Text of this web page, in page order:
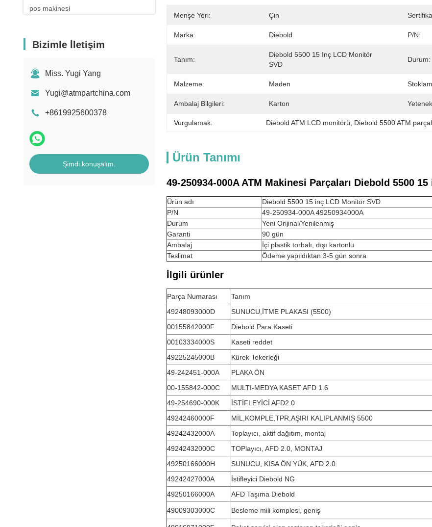
pos makinesi
Bizimle İletişim
Miss. Yugi Yang
Yugi@atmpartchina.com
+8619925600378
Şimdi konuşalım.
Menşe Yeri: Çin
Marka: Diebold P/N:
Tanım:
Diebold 5500 15 Inç LCD Monitör
SVD
Durum:
Malzeme: Maden
Ambalaj Bilgileri: Karton
Vurgulamak: Diebold ATM LCD monitörü Diebold 5500 ATM
Ürün Tanımı
49-250934-000A ATM Makinesi Parçaları Diebold 5500
Ürün adı
Diebold 5500 15 inç LCD Monitör SVD
P/N
49-250934-000A 49250934000A
Durum
Yeni Orijinal/Yenilenmiş
Garanti
90 gün
Ambalaj
İçi plastik torbalı, dışı kartonlu
Teslimat
Ödeme yapıldıktan 3-5 gün sonra
İlgili ürünler
Parça Numarası
Tanım
49248093000D
SUNUCU,İTME PLAKASI (5500)
00155842000F
Diebold Para Kaseti
00103334000S
Kaseti reddet
49225245000B
Kürek Tekerleği
49-242451-000A
PLAKA ÖN
00-155842-000C
MULTI-MEDYA KASET AFD 1.6
49-254690-000K
İSTİFLEYİCİ AFD2.0
49242460000F
MİL,KOMPLE,TPR,AŞIRI KALIPLANMIŞ 5500
49242432000A
Toplayıcı, aktif dağıtım, montaj
49242432000C
TOPlayıcı, AFD 2.0, MONTAJ
49250166000H
SUNUCU, KISA ÖN YÜK, AFD 2.0
49242427000A
İstifleyici Diebold NG
49250166000A
AFD Taşıma Diebold
49009303000C Besleme mili komplesi, geniş